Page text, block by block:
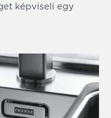
képviseli egy